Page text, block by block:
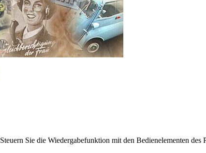
Steuern Sie die Wiedergabefunktion mit den Bedienelementen des